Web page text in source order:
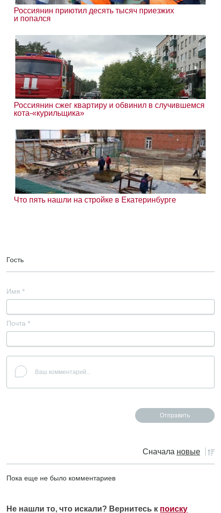
Россиянин приютил десять тысяч приезжих
и попался
Россиянин сжег квартиру и обвинил в случившемся
кота-«курильщика»
Что пять нашли на стройке в Екатеринбурге
Гость
Имя *
Почта *
Сначала новые
Пока еще не было комментариев
Не нашли то, что искали? Вернитесь к поиску